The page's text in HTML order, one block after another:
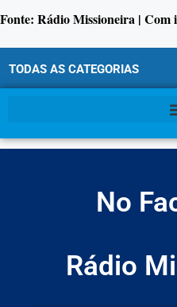
Fonte: Rádio Missioneira | Com
TODAS AS CATEGORIAS
No
Rádio